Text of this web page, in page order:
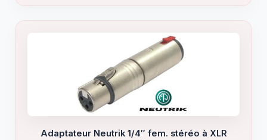
Adaptateur Neutrik 1/4″ fem. stéréo à XLR